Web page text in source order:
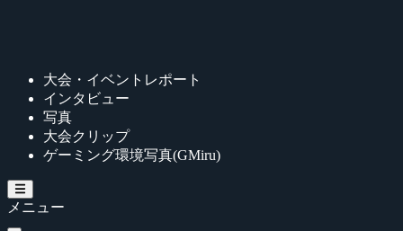
大会・イベントレポート
インタビュー
写真
大会クリップ
ゲーミング環境写真(GMiru)
メニュー